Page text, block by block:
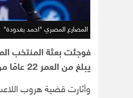
المصارع المصري "احمد بغدودة"
فوجئت بعثة المنتخب
يبلغ من العمر 22 عامًا من مقر إقامتها، من دون معرفة الوجهة التي قصدها.
وأثارت قضية هروب